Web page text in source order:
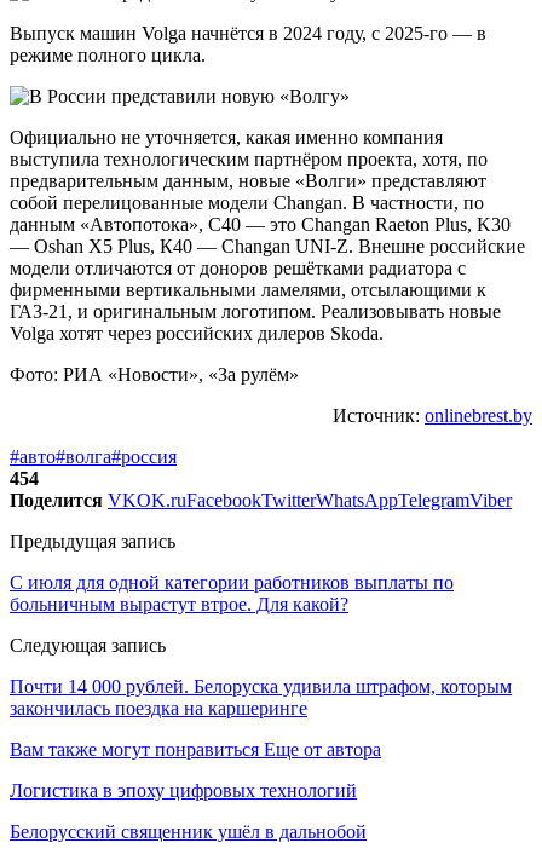
Выпуск машин Volga начнётся в 2024 году, с 2025-го — в
режиме полного цикла.
Официально не уточняется, какая именно компания
выступила технологическим партнёром проекта, хотя, по
предварительным данным, новые «Волги» представляют
собой перелицованные модели Changan. В частности, по
данным «Автопотока», C40 — это Changan Raeton Plus, K30
— Oshan X5 Plus, К40 — Changan UNI-Z. Внешне российские
модели отличаются от доноров решётками радиатора с
фирменными вертикальными ламелями, отсылающими к
ГАЗ-21, и оригинальным логотипом. Реализовывать новые
Volga хотят через российских дилеров Skoda.
Фото: РИА «Новости», «За рулём»
Источник: onlinebrest.by
#авто#волга#россия
454
Поделится VKOK.ruFacebookTwitterWhatsAppTelegramViber
Предыдущая запись
С июля для одной категории работников выплаты по
больничным вырастут втрое. Для какой?
Следующая запись
Почти 14 000 рублей. Белоруска удивила штрафом, которым
закончилась поездка на каршеринге
Вам также могут понравиться Еще от автора
Логистика в эпоху цифровых технологий
Белорусский священник ушёл в дальнобой